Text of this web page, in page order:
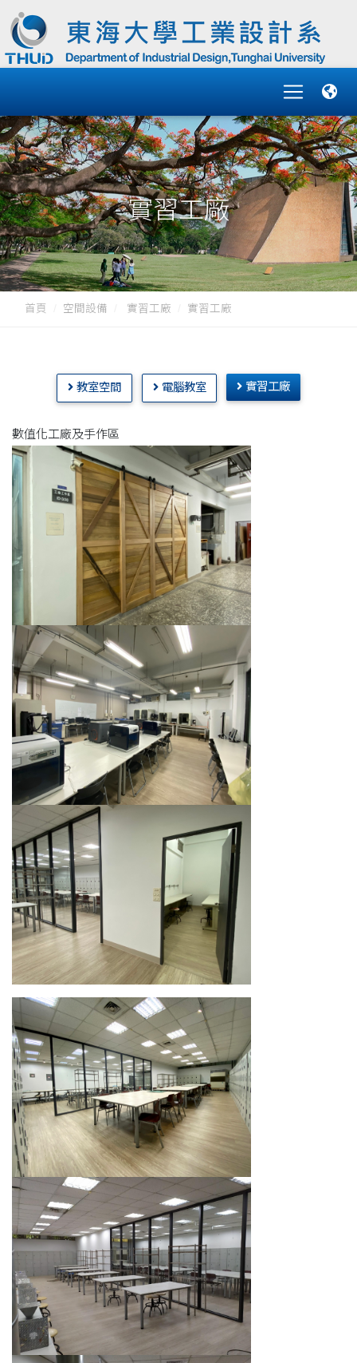
實習工廠
首頁 空間設備 實習工廠 實習工廠
教室空間 電腦教室 實習工廠
數值化工廠及手作區